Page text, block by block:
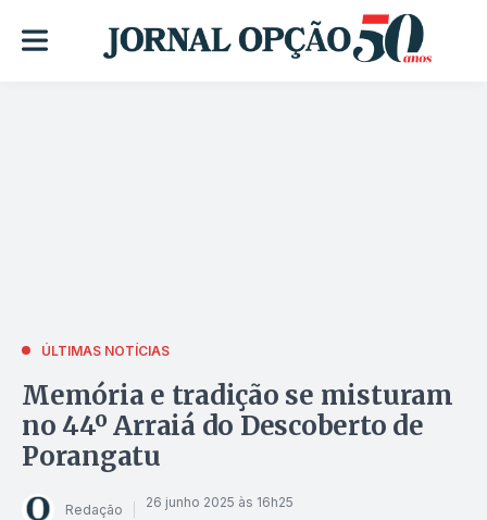
ÚLTIMAS NOTÍCIAS
Memória e tradição se misturam
no 44º Arraiá do Descoberto de
Porangatu
Redação 26 junho 2025 às 16h25